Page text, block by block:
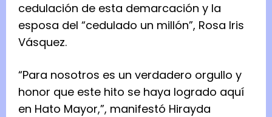
cedulación de esta demarcación y la
esposa del “cedulado un millón”, Rosa Iris
Vásquez.
“Para nosotros es un verdadero orgullo y
honor que este hito se haya logrado aquí
en Hato Mayor,”, manifestó Hirayda